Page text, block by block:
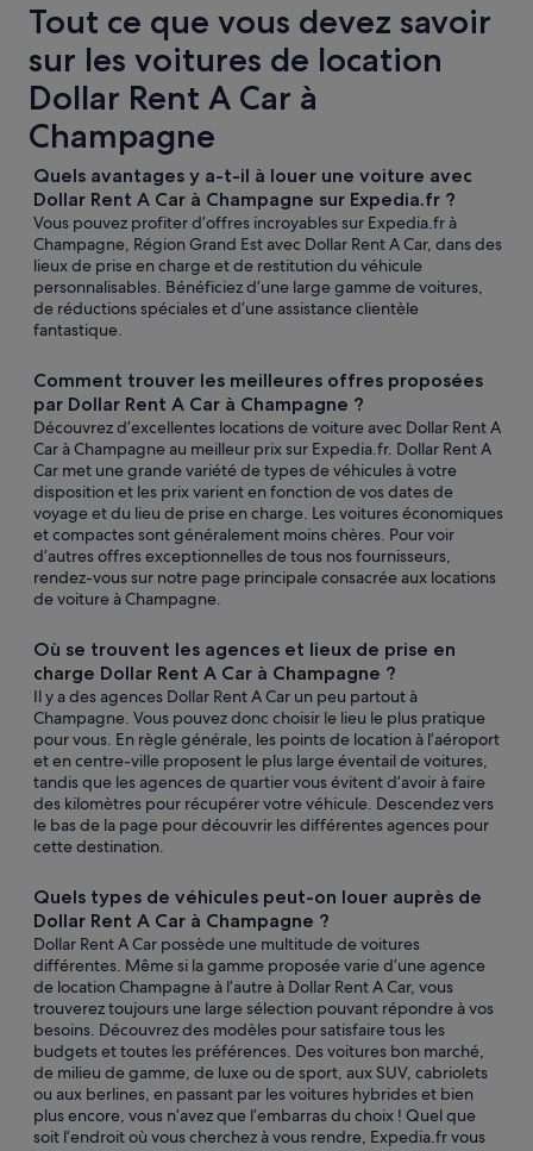
Tout ce que vous devez savoir
sur les voitures de location
Dollar Rent A Car à
Champagne
Quels avantages y a-t-il à louer une voiture avec
Dollar Rent A Car à Champagne sur Expedia.fr ?
Vous pouvez profiter d’offres incroyables sur Expedia.fr à
Champagne, Région Grand Est avec Dollar Rent A Car, dans des
lieux de prise en charge et de restitution du véhicule
personnalisables. Bénéficiez d’une large gamme de voitures,
de réductions spéciales et d’une assistance clientèle
fantastique.
Comment trouver les meilleures offres proposées
par Dollar Rent A Car à Champagne ?
Découvrez d’excellentes locations de voiture avec Dollar Rent A
Car à Champagne au meilleur prix sur Expedia.fr. Dollar Rent A
Car met une grande variété de types de véhicules à votre
disposition et les prix varient en fonction de vos dates de
voyage et du lieu de prise en charge. Les voitures économiques
et compactes sont généralement moins chères. Pour voir
d’autres offres exceptionnelles de tous nos fournisseurs,
rendez-vous sur notre page principale consacrée aux locations
de voiture à Champagne.
Où se trouvent les agences et lieux de prise en
charge Dollar Rent A Car à Champagne ?
Il y a des agences Dollar Rent A Car un peu partout à
Champagne. Vous pouvez donc choisir le lieu le plus pratique
pour vous. En règle générale, les points de location à l’aéroport
et en centre-ville proposent le plus large éventail de voitures,
tandis que les agences de quartier vous évitent d’avoir à faire
des kilomètres pour récupérer votre véhicule. Descendez vers
le bas de la page pour découvrir les différentes agences pour
cette destination.
Quels types de véhicules peut-on louer auprès de
Dollar Rent A Car à Champagne ?
Dollar Rent A Car possède une multitude de voitures
différentes. Même si la gamme proposée varie d’une agence
de location Champagne à l’autre à Dollar Rent A Car, vous
trouverez toujours une large sélection pouvant répondre à vos
besoins. Découvrez des modèles pour satisfaire tous les
budgets et toutes les préférences. Des voitures bon marché,
de milieu de gamme, de luxe ou de sport, aux SUV, cabriolets
ou aux berlines, en passant par les voitures hybrides et bien
plus encore, vous n’avez que l’embarras du choix ! Quel que
soit l’endroit où vous cherchez à vous rendre, Expedia.fr vous